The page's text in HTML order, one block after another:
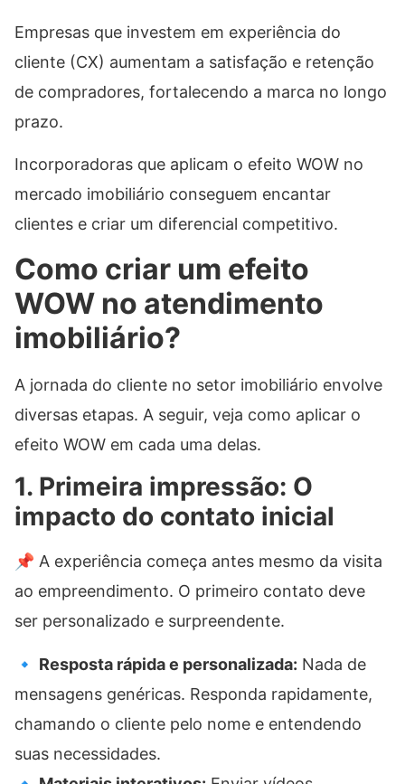
Empresas que investem em experiência do
cliente (CX) aumentam a satisfação e retenção
de compradores, fortalecendo a marca no longo
prazo.
Incorporadoras que aplicam o efeito WOW no
mercado imobiliário conseguem encantar
clientes e criar um diferencial competitivo.
Como criar um efeito
WOW no atendimento
imobiliário?
A jornada do cliente no setor imobiliário envolve
diversas etapas. A seguir, veja como aplicar o
efeito WOW em cada uma delas.
1. Primeira impressão: O
impacto do contato inicial
📌 A experiência começa antes mesmo da visita
ao empreendimento. O primeiro contato deve
ser personalizado e surpreendente.
🔹 Resposta rápida e personalizada: Nada de
mensagens genéricas. Responda rapidamente,
chamando o cliente pelo nome e entendendo
suas necessidades.